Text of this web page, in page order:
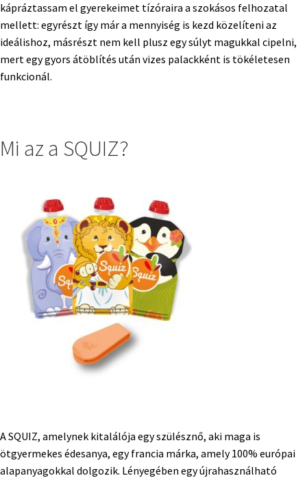
kápráztassam el gyerekeimet tízóraira a szokásos felhozatal
mellett: egyrészt így már a mennyiség is kezd közelíteni az
ideálishoz, másrészt nem kell plusz egy súlyt magukkal cipelni,
mert egy gyors átöblítés után vizes palackként is tökéletesen
funkcionál.
Mi az a SQUIZ?
A SQUIZ, amelynek kitalálója egy szülésznő, aki maga is
ötgyermekes édesanya, egy francia márka, amely 100% európai
alapanyagokkal dolgozik. Lényegében egy újrahasználható